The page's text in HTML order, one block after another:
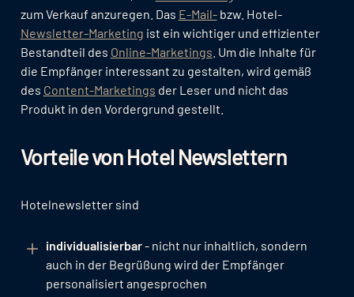
zum Verkauf anzuregen. Das E-Mail-bzw. Hotel-
Newsletter-Marketing ist ein wichtiger und effizienter
Bestandteil des Online-Marketings . Um die Inhalte für
die Empfänger interessant zu gestalten, wird gemäß
des Content-Marketings der Leser und nicht das
Produkt in den Vordergrund gestellt.
Vorteile von Hotel Newslettern
Hotelnewsletter sind
individualisierbar- nicht nur inhaltlich, sondern
auch in der Begrüßung wird der Empfänger
personalisiert angesprochen